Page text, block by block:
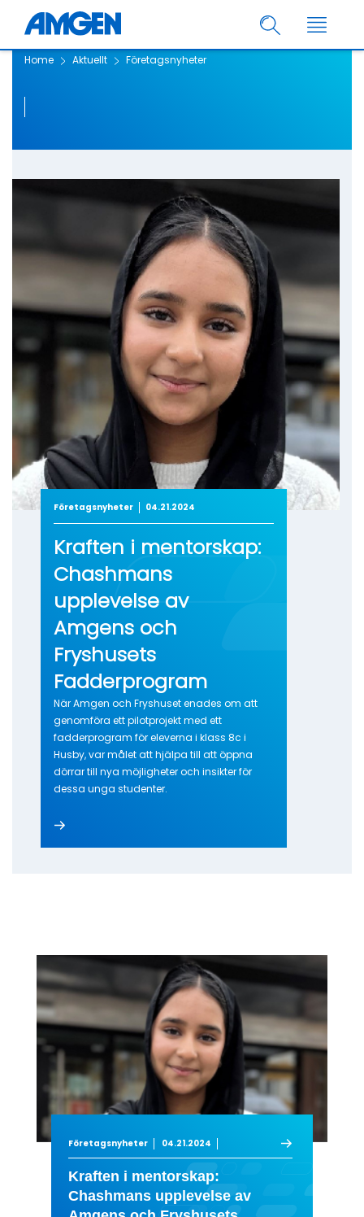
Home Aktuellt Företagsnyheter
Företagsnyheter 04.21.2024
Kraften i mentorskap:
Chashmans
upplevelse av
Amgens och
Fryshusets
Fadderprogram
När Amgen och Fryshuset enades om att
genomföra ett pilotprojekt med ett
fadderprogram för eleverna i klass 8c i
Husby, var målet att hjälpa till att öppna
dörrar till nya möjligheter och insikter för
dessa unga studenter.
Företagsnyheter 04.21.2024
Kraften i mentorskap:
Chashmans upplevelse av